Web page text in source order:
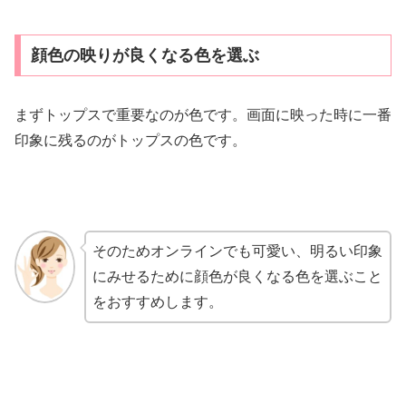
顔色の映りが良くなる色を選ぶ
まずトップスで重要なのが色です。画面に映った時に一番
印象に残るのがトップスの色です。
そのためオンラインでも可愛い、明るい印象
にみせるために顔色が良くなる色を選ぶこと
をおすすめします。